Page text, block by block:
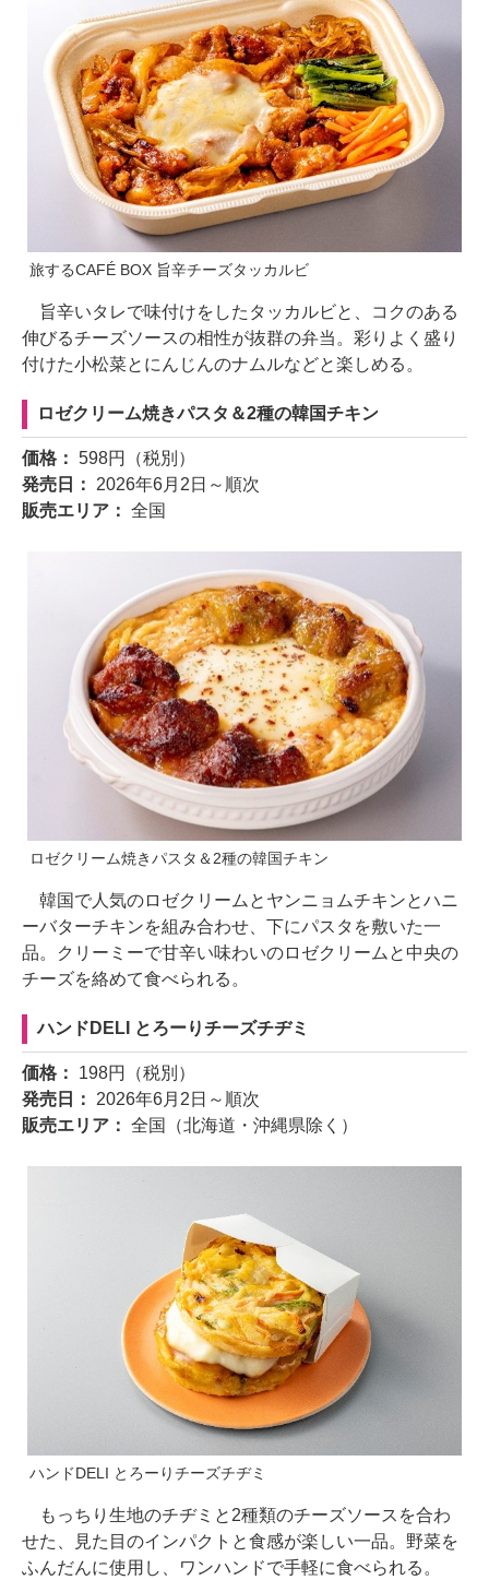
旅するCAFÉ BOX 旨辛チーズタッカルビ
旨辛いタレで味付けをしたタッカルビと、コクのある
伸びるチーズソースの相性が抜群の弁当。彩りよく盛り
付けた小松菜とにんじんのナムルなどと楽しめる。
ロゼクリーム焼きパスタ＆2種の韓国チキン
価格： 598円（税別）
発売日： 2026年6月2日～順次
販売エリア： 全国
ロゼクリーム焼きパスタ＆2種の韓国チキン
韓国で人気のロゼクリームとヤンニョムチキンとハニ
ーバターチキンを組み合わせ、下にパスタを敷いた一
品。クリーミーで甘辛い味わいのロゼクリームと中央の
チーズを絡めて食べられる。
ハンドDELI とろーりチーズチヂミ
価格： 198円（税別）
発売日： 2026年6月2日～順次
販売エリア： 全国（北海道・沖縄県除く）
ハンドDELI とろーりチーズチヂミ
もっちり生地のチヂミと2種類のチーズソースを合わ
せた、見た目のインパクトと食感が楽しい一品。野菜を
ふんだんに使用し、ワンハンドで手軽に食べられる。